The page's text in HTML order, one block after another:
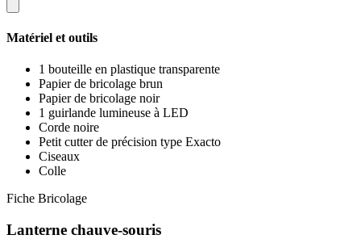
Matériel et outils
1 bouteille en plastique transparente
Papier de bricolage brun
Papier de bricolage noir
1 guirlande lumineuse à LED
Corde noire
Petit cutter de précision type Exacto
Ciseaux
Colle
Fiche Bricolage
Lanterne chauve-souris